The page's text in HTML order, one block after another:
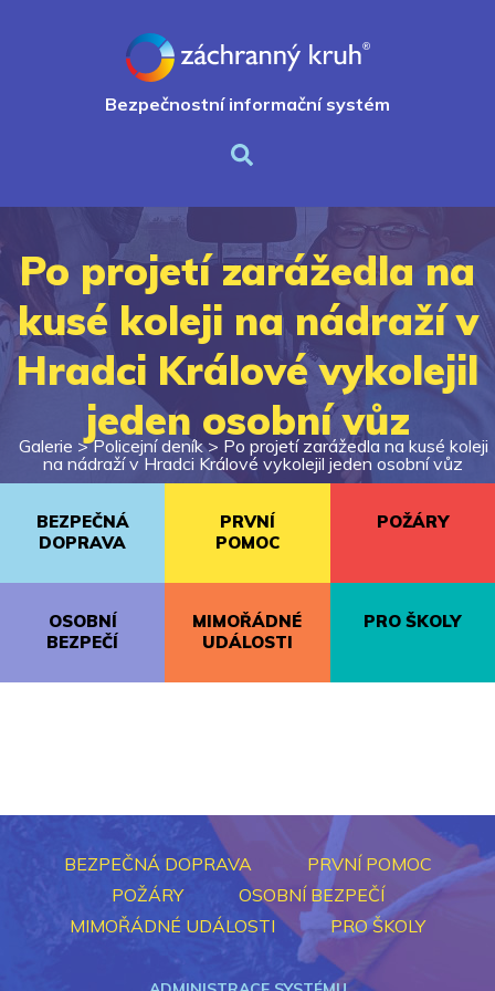
Bezpečnostní informační systém
Po projetí zarážedla na
kusé koleji na nádraží v
Hradci Králové vykolejil
jeden osobní vůz
Galerie >Policejní deník> Po projetí zarážedla na kusé koleji
na nádraží v Hradci Králové vykolejil jeden osobní vůz
BEZPEČNÁ
DOPRAVA
PRVNÍ
POMOC
POŽÁRY
OSOBNÍ
BEZPEČÍ
MIMOŘÁDNÉ
UDÁLOSTI
PRO ŠKOLY
BEZPEČNÁ DOPRAVA
PRVNÍ POMOC
POŽÁRY
OSOBNÍ BEZPEČÍ
MIMOŘÁDNÉ UDÁLOSTI
PRO ŠKOLY